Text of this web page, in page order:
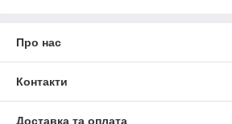
Про нас
Контакти
Доставка та оплата